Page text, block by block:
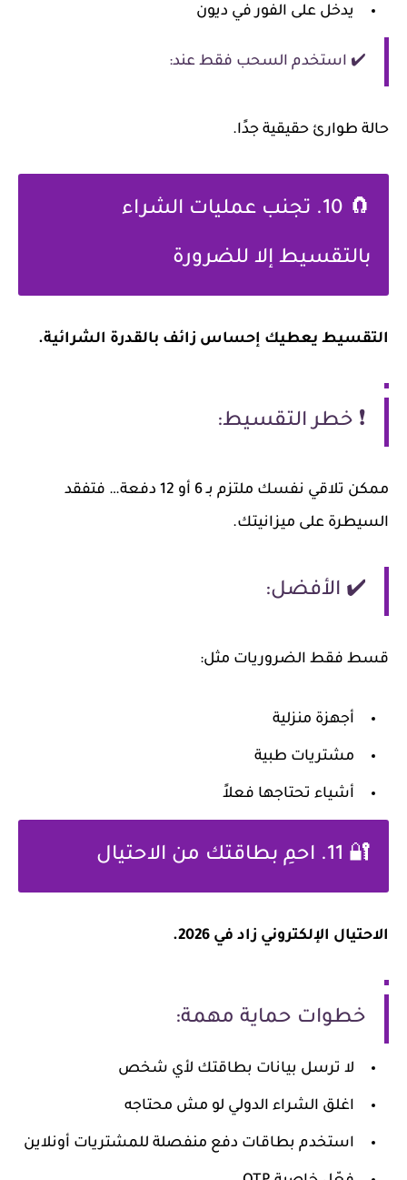
يدخل على الفور في ديون
✔️ استخدم السحب فقط عند:
حالة طوارئ حقيقية جدًا.
🧲 10. تجنب عمليات الشراء
بالتقسيط إلا للضرورة
التقسيط يعطيك إحساس زائف بالقدرة الشرائية.
❗ خطر التقسيط:
ممكن تلاقي نفسك ملتزم بـ 6 أو 12 دفعة… فتفقد
السيطرة على ميزانيتك.
✔️ الأفضل:
قسط فقط الضروريات مثل:
أجهزة منزلية
مشتريات طبية
أشياء تحتاجها فعلاً
🔐 11. احمِ بطاقتك من الاحتيال
الاحتيال الإلكتروني زاد في 2026.
خطوات حماية مهمة:
لا ترسل بيانات بطاقتك لأي شخص
اغلق الشراء الدولي لو مش محتاجه
استخدم بطاقات دفع منفصلة للمشتريات أونلاين